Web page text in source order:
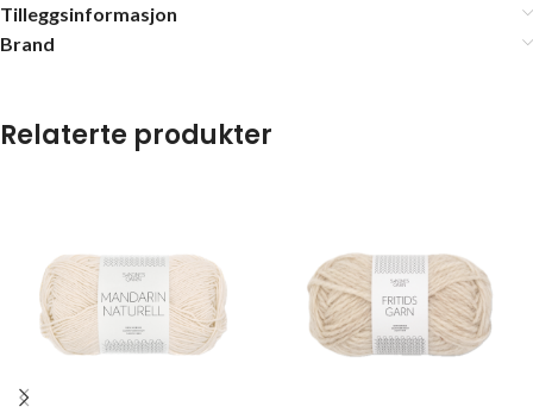
Tilleggsinformasjon
Brand
Relaterte produkter